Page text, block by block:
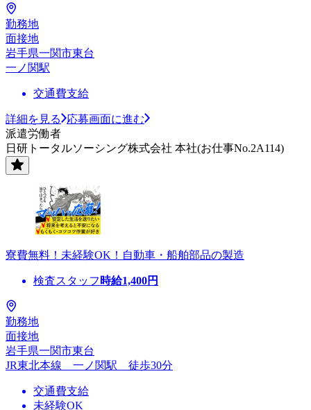
勤務地
面接地
岩手県一関市東台
一ノ関駅
交通費支給
詳細を見る
応募画面に進む
派遣労働者
日研トータルソーシング株式会社 本社(お仕事No.2A114)
寮費無料！未経験OK！自動車・船舶部品の製造
検査スタッフ 時給1,400円
勤務地
面接地
岩手県一関市東台
JR東北本線 一ノ関駅 徒歩30分
交通費支給
未経験OK